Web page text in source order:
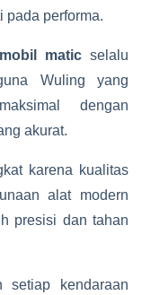
pada performa.
matic selalu
Wuling yang
dengan
akurat.
karena kualitas
alat modern
presisi dan tahan
setiap kendaraan